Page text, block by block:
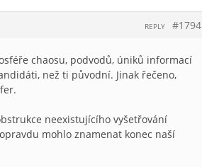
#1794
REPLY
chaosu, podvodů, úniků informací
než ti původní. Jinak řečeno,
neexistujícího vyšetřování
mohlo znamenat konec naší